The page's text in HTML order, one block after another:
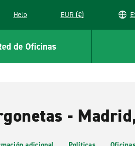
window
Help EUR (€)
de Oficinas
-